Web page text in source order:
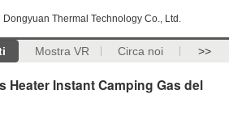
Dongyuan Thermal Technology Co., Ltd.
Mostra VR Circa noi >>
Heater Instant Camping Gas del